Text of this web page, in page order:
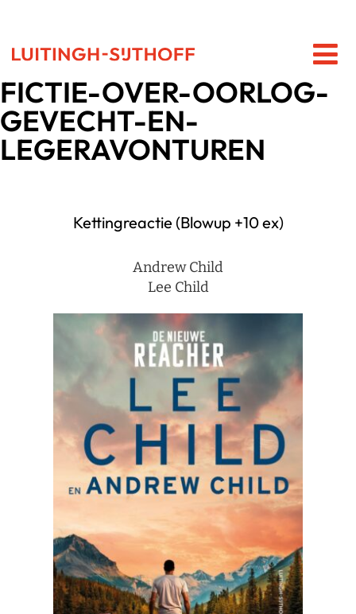
FICTIE-OVER-OORLOG-
GEVECHT-EN-
LEGERAVONTUREN
Kettingreactie (Blowup +10 ex)
Andrew Child
Lee Child